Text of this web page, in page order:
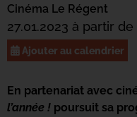
Cinéma Le Régent
27.01.2023 à partir
Ajouter au calendrier
En partenariat avec
l’année ! poursuit sa